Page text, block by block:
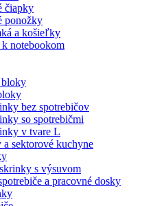
čiapky
ponožky
a košieľky
notebookom
bez spotrebičov
so spotrebičmi
v tvare L
sektorové kuchyne
s výsuvom
a pracovné dosky